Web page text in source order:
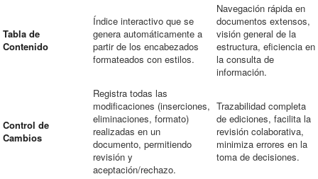
Tabla de
Contenido
Índice interactivo que se
genera automáticamente a
partir de los encabezados
formateados con estilos.
Navegación rápida en
documentos extensos,
visión general de la
estructura, eficiencia en
la consulta de
información.
Control de
Cambios
Registra todas las
modificaciones (inserciones,
eliminaciones, formato)
realizadas en un
documento, permitiendo
revisión y
aceptación/rechazo.
Trazabilidad completa
de ediciones, facilita la
revisión colaborativa,
minimiza errores en la
toma de decisiones.